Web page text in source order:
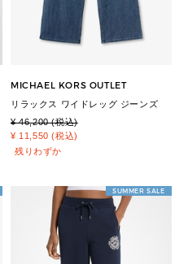
MICHAEL KORS OUTLET
リラックス ワイドレッグ ジーンズ
¥ 46,200 (税込)
¥ 11,550 (税込)
残りわずか
SUMMER SALE